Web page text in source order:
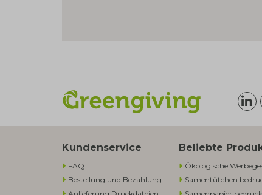
Kundenservice
FAQ
Bestellung und Bezahlung
Beliebte
Ökologische
Samentütchen